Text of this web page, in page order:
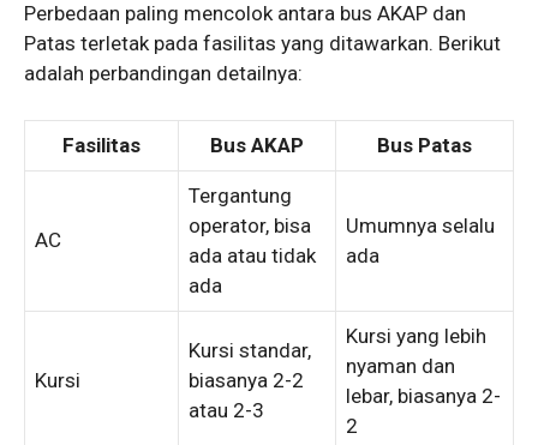
Perbedaan paling mencolok antara bus AKAP dan
Patas terletak pada fasilitas yang ditawarkan. Berikut
adalah perbandingan detailnya:
Fasilitas Bus AKAP Bus Patas
AC
Tergantung
operator, bisa
ada atau tidak
ada
Umumnya selalu
ada
Kursi
Kursi standar,
biasanya 2-2
atau 2-3
Kursi yang lebih
nyaman dan
lebar, biasanya 2-
2